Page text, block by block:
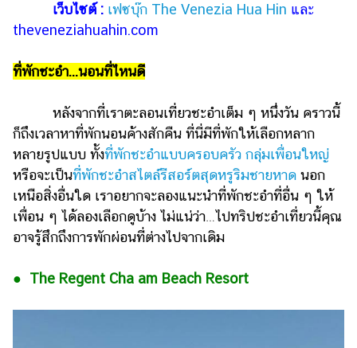
เว็บไซต์ : เฟซบุ๊ก The Venezia Hua Hin และ
theveneziahuahin.com
ที่พักชะอำ...นอนที่ไหนดี
หลังจากที่เราตะลอนเที่ยวชะอำเต็ม ๆ หนึ่งวัน คราวนี้
ก็ถึงเวลาหาที่พักนอนค้างสักคืน ที่นี่มีที่พักให้เลือกหลาก
หลายรูปแบบ ทั้งที่พักชะอำแบบครอบครัว กลุ่มเพื่อนใหญ่
หรือจะเป็นที่พักชะอำสไตล์รีสอร์ตสุดหรูริมชายหาด นอก
เหนือสิ่งอื่นใด เราอยากจะลองแนะนำที่พักชะอำที่อื่น ๆ ให้
เพื่อน ๆ ได้ลองเลือกดูบ้าง ไม่แน่ว่า…ไปทริปชะอำเที่ยวนี้คุณ
อาจรู้สึกถึงการพักผ่อนที่ต่างไปจากเดิม
● The Regent Cha am Beach Resort